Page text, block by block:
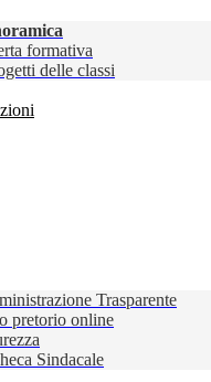
formativa
delle classi
Trasparente
pretorio online
Sindacale